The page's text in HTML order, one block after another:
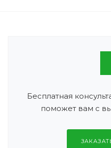
Бесплатная
поможет вам с